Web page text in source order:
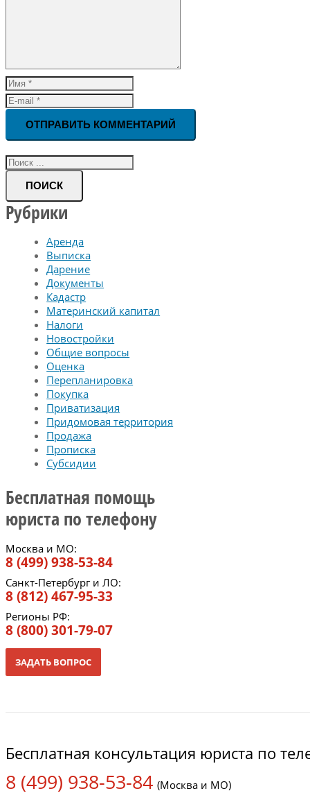
ОТПРАВИТЬ КОММЕНТАРИЙ
ПОИСК
Рубрики
Аренда
Выписка
Дарение
Документы
Кадастр
Материнский капитал
Налоги
Новостройки
Общие вопросы
Оценка
Перепланировка
Покупка
Приватизация
Придомовая территория
Продажа
Прописка
Субсидии
Бесплатная помощь
юриста по телефону
Москва и МО:
8 (499) 938-53-84
Санкт-Петербург и ЛО:
8 (812) 467-95-33
Регионы РФ:
8 (800) 301-79-07
ЗАДАТЬ ВОПРОС
Бесплатная консультация юриста по
8 (499) 938-53-84 (Москва и МО)